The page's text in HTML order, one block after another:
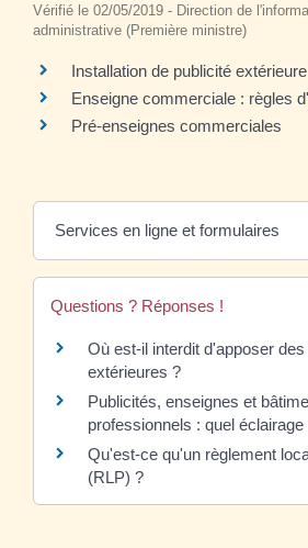
Vérifié le 02/05/2019 - Direction de
administrative (Première ministre)
Installation de publicité extérieure
Enseigne commerciale : règles
Pré-enseignes commerciales
Services en ligne et formulaires
Questions ? Réponses !
Où est-il interdit d'apposer
extérieures ?
Publicités, enseignes et
professionnels : quel
Qu'est-ce qu'un règlement
(RLP) ?